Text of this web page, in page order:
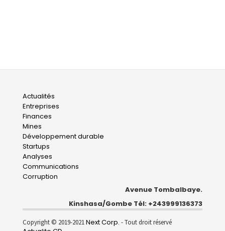
Main
navigation
Actualités
Entreprises
Finances
Mines
Développement durable
Startups
Analyses
Communications
Corruption
Avenue Tombalbaye.
Kinshasa/Gombe Tél: +243999136373
Copyright © 2019-2021Next Corp. - Tout droit réservé